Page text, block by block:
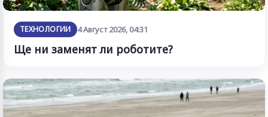
ТЕХНОЛОГИИ 4 Август 2026, 04:31
Ще ни заменят ли роботите?